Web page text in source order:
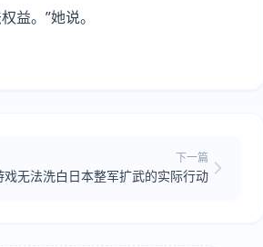
益。”她说。
下一篇
无法洗白日本整军扩武的实际行动